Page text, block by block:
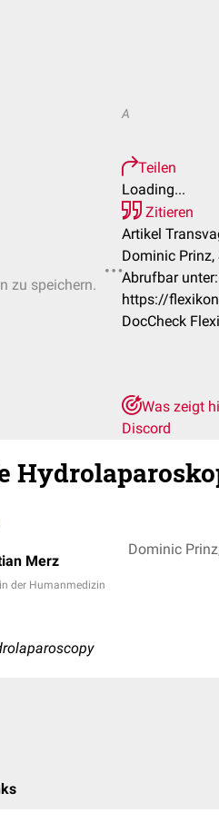
zu speichern.
A
Teilen
Loading...
Zitieren
Artikel
Dominic
Abrufbar unter:
https://
DocCheck
Was zeigt
Discord
Merz
der Humanmedizin
Dominic